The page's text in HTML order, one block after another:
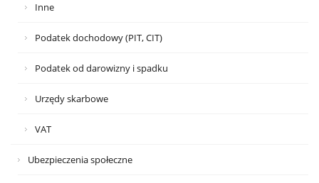
Inne
Podatek dochodowy (PIT, CIT)
Podatek od darowizny i spadku
Urzędy skarbowe
VAT
Ubezpieczenia społeczne